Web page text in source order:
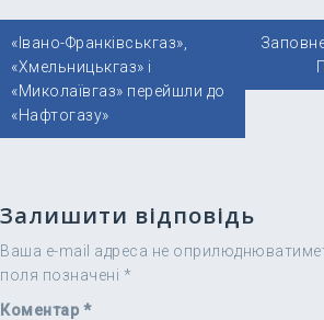
Навігація
записів
«Івано-Франківськгаз»,
«Хмельницькгаз» і
«Миколаївгаз» перейшли до
«Нафтогазу»
Залишити відповідь
Ваша e-mail адреса не
поля позначені *
Коментар *